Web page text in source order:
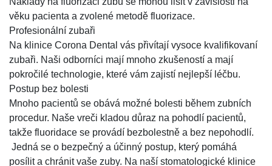
věku pacienta a zvolené metodě fluorizace.
Profesionální zubaři
Na klinice Corona Dental vás přivítají vysoce kvalifikovaní
zubaři. Naši odborníci mají mnoho zkušeností a mají
pokročilé technologie, které vám zajistí nejlepší léčbu.
Postup bez bolesti
Mnoho pacientů se obává možné bolesti během zubních
procedur. Naše vreči kladou důraz na pohodlí pacientů,
takže fluoridace se provádí bezbolestně a bez nepohodlí.
Jedná se o bezpečný a účinný postup, který pomáhá
posílit a chránit vaše zuby. Na naší stomatologické klinice